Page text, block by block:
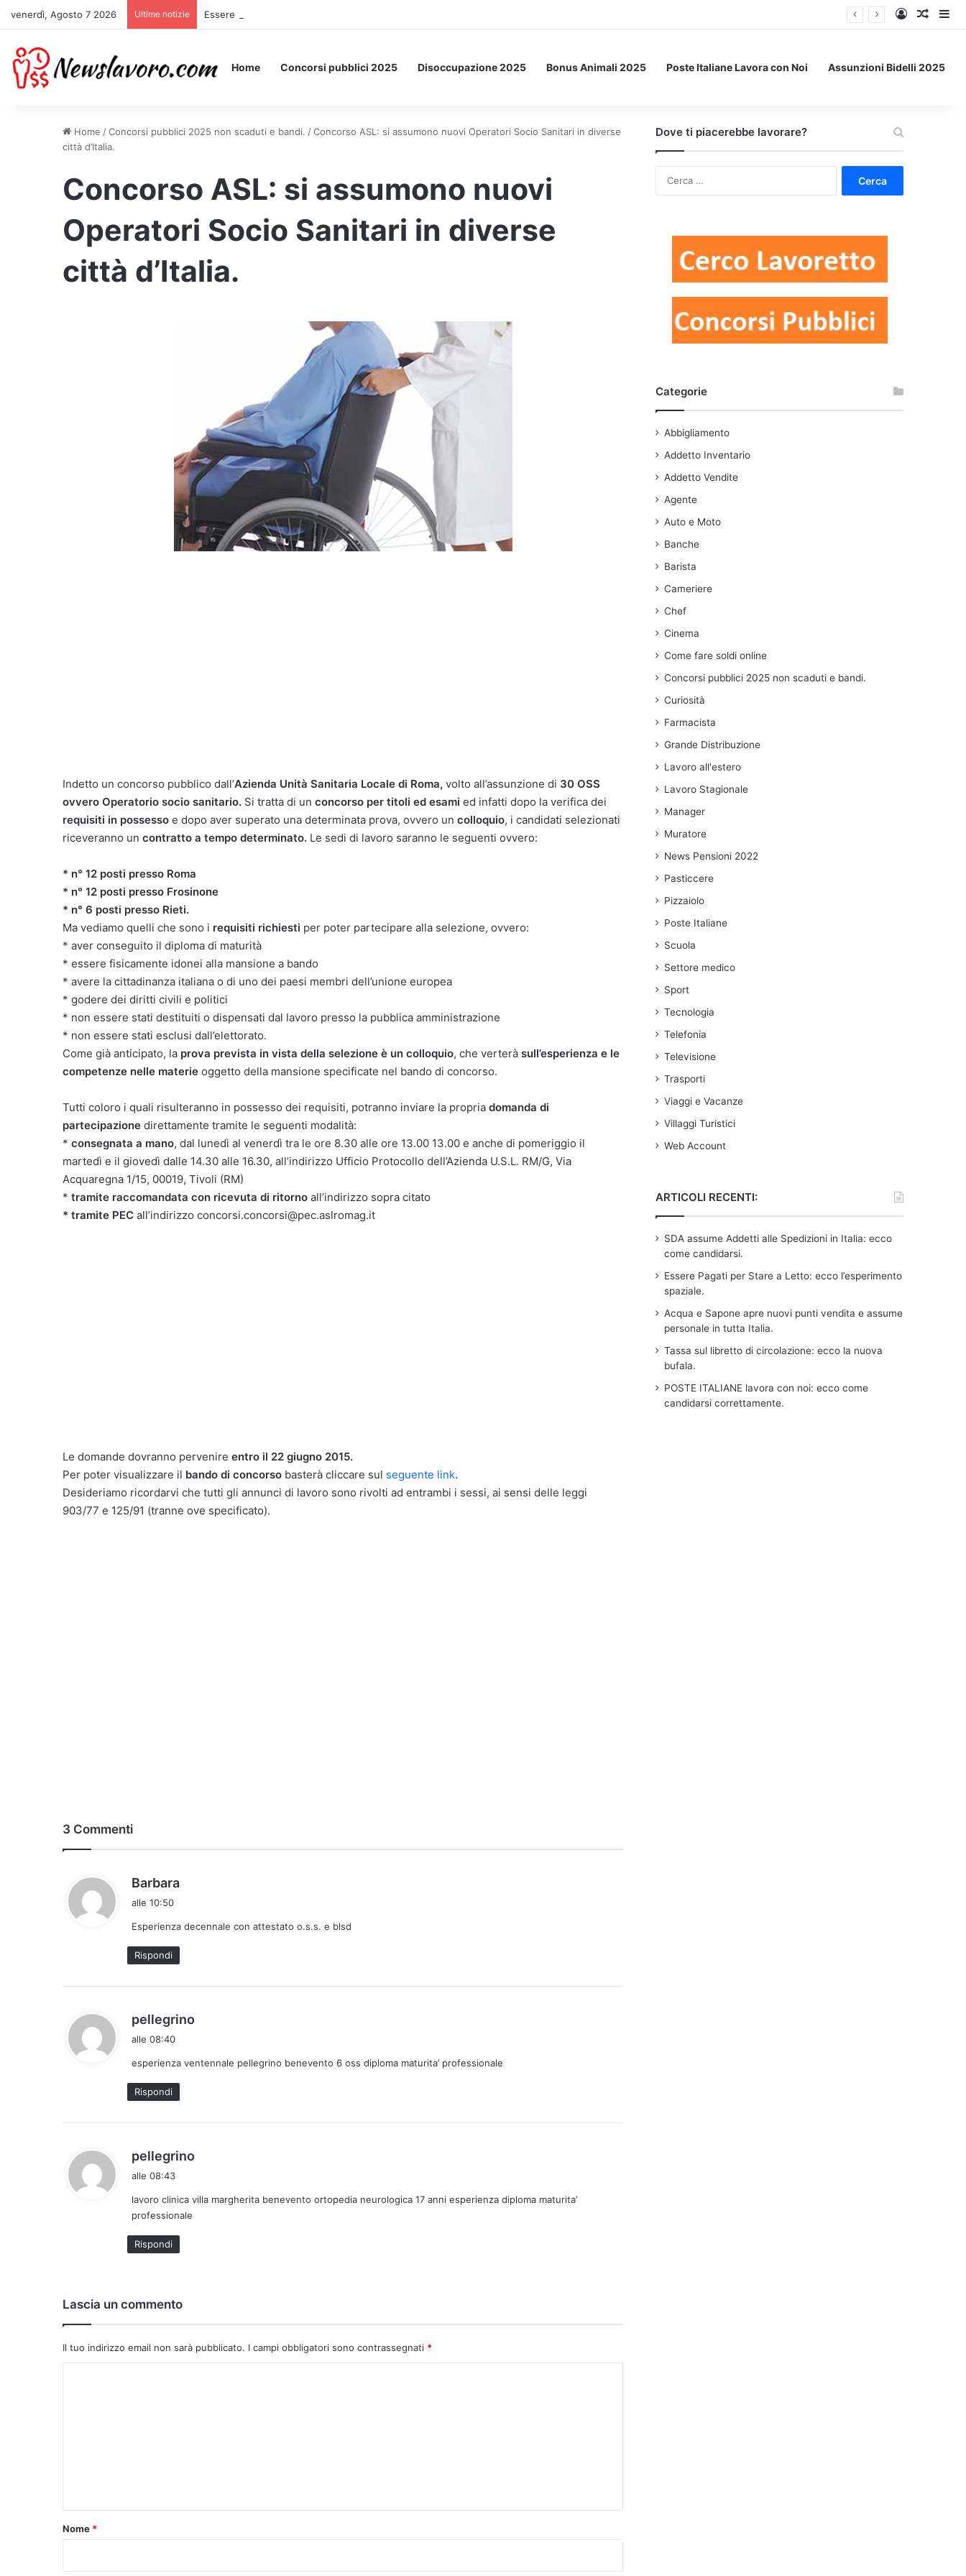
venerdì, Agosto 7 2026 Ultime notizie Essere Pagati per Stare a Letto: ecco l’esperimento spaziale. Accedi
Un
Home Concorsi pubblici 2025 Disoccupazione 2025 Bonus Animali 2025 Poste Italiane Lavora con Noi Assunzioni Bidelli 2025
Home /Concorsi pubblici 2025 non scaduti e bandi. /Concorso ASL: si assumono nuovi Operatori Socio Sanitari in diverse
città d’Italia.
Concorso ASL: si assumono nuovi
Operatori Socio Sanitari in diverse
città d’Italia.
Indetto un concorso pubblico dall’Azienda Unità Sanitaria Locale di Roma, volto all’assunzione di 30 OSS
ovvero Operatorio socio sanitario. Si tratta di un concorso per titoli ed esami ed infatti dopo la verifica dei
requisiti in possesso e dopo aver superato una determinata prova, ovvero un colloquio, i candidati selezionati
riceveranno un contratto a tempo determinato. Le sedi di lavoro saranno le seguenti ovvero:
* n° 12 posti presso Roma
* n° 12 posti presso Frosinone
* n° 6 posti presso Rieti.
Ma vediamo quelli che sono i requisiti richiesti per poter partecipare alla selezione, ovvero:
* aver conseguito il diploma di maturità
* essere fisicamente idonei alla mansione a bando
* avere la cittadinanza italiana o di uno dei paesi membri dell’unione europea
* godere dei diritti civili e politici
* non essere stati destituiti o dispensati dal lavoro presso la pubblica amministrazione
* non essere stati esclusi dall’elettorato.
Come già anticipato, la prova prevista in vista della selezione è un colloquio, che verterà sull’esperienza e le
competenze nelle materie oggetto della mansione specificate nel bando di concorso.
Tutti coloro i quali risulteranno in possesso dei requisiti, potranno inviare la propria domanda di
partecipazione direttamente tramite le seguenti modalità:
* consegnata a mano, dal lunedì al venerdì tra le ore 8.30 alle ore 13.00 13.00 e anche di pomeriggio il
martedì e il giovedì dalle 14.30 alle 16.30, all’indirizzo Ufficio Protocollo dell’Azienda U.S.L. RM/G, Via
Acquaregna 1/15, 00019, Tivoli (RM)
* tramite raccomandata con ricevuta di ritorno all’indirizzo sopra citato
* tramite PEC all’indirizzo concorsi.concorsi@pec.aslromag.it
Le domande dovranno pervenire entro il 22 giugno 2015.
Per poter visualizzare il bando di concorso basterà cliccare sul seguente link.
Desideriamo ricordarvi che tutti gli annunci di lavoro sono rivolti ad entrambi i sessi, ai sensi delle leggi
903/77 e 125/91 (tranne ove specificato).
3 Commenti
Barbara
e
alle 10:50
Esperienza decennale con attestato o.s.s. e blsd
Rispondi
pellegrino
e
alle 08:40
esperienza ventennale pellegrino benevento 6 oss diploma maturita’ professionale
Rispondi
pellegrino
e
alle 08:43
lavoro clinica villa margherita benevento ortopedia neurologica 17 anni esperienza diploma maturita’
professionale
Rispondi
Lascia un commento
Il tuo indirizzo email non sarà pubblicato. I campi obbligatori sono contrassegnati *
o
Nome *
Dove ti piacerebbe lavorare?
Categorie
Abbigliamento
Addetto Inventario
Addetto Vendite
Agente
Auto e Moto
Banche
Barista
Cameriere
Chef
Cinema
Come fare soldi online
Concorsi pubblici 2025 non scaduti e bandi.
Curiosità
Farmacista
Grande Distribuzione
Lavoro all'estero
Lavoro Stagionale
Manager
Muratore
News Pensioni 2022
Pasticcere
Pizzaiolo
Poste Italiane
Scuola
Settore medico
Sport
Tecnologia
Telefonia
Televisione
Trasporti
Viaggi e Vacanze
Villaggi Turistici
Web Account
ARTICOLI RECENTI:
SDA assume Addetti alle Spedizioni in Italia: ecco
come candidarsi.
Essere Pagati per Stare a Letto: ecco l’esperimento
spaziale.
Acqua e Sapone apre nuovi punti vendita e assume
personale in tutta Italia.
Tassa sul libretto di circolazione: ecco la nuova
bufala.
POSTE ITALIANE lavora con noi: ecco come
candidarsi correttamente.